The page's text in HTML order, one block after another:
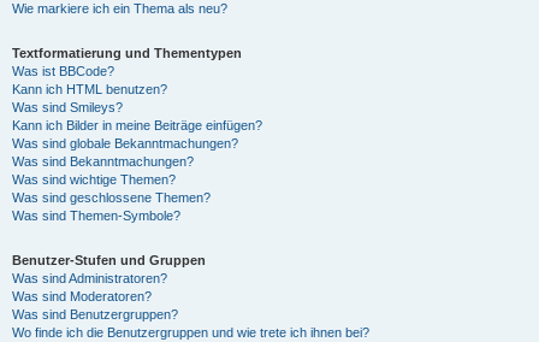
Wie markiere ich ein Thema als neu?
Textformatierung und Thementypen
Was ist BBCode?
Kann ich HTML benutzen?
Was sind Smileys?
Kann ich Bilder in meine Beiträge einfügen?
Was sind globale Bekanntmachungen?
Was sind Bekanntmachungen?
Was sind wichtige Themen?
Was sind geschlossene Themen?
Was sind Themen-Symbole?
Benutzer-Stufen und Gruppen
Was sind Administratoren?
Was sind Moderatoren?
Was sind Benutzergruppen?
Wo finde ich die Benutzergruppen und wie trete ich ihnen bei?